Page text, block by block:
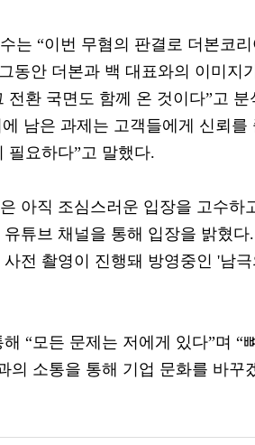
는 “이번 무혐의 판결로 더본코
동안 더본과 백 대표와의 이미지
전환 국면도 함께 온 것이다”고 분
남은 과제는 고객들에게 신뢰를
필요하다”고 말했다.
아직 조심스러운 입장을 고수하
튜브 채널을 통해 입장을 밝혔
전 촬영이 진행돼 방영중인 '남
“모든 문제는 저에게 있다”며 “
의 소통을 통해 기업 문화를 바꾸